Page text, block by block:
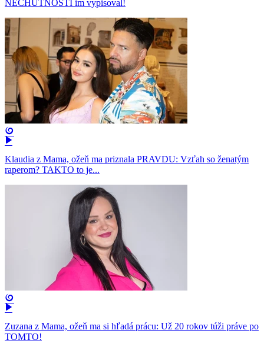
NECHUTNOSTI im vypisoval!
Klaudia z Mama, ožeň ma priznala PRAVDU: Vzťah so ženatým
raperom? TAKTO to je...
Zuzana z Mama, ožeň ma si hľadá prácu: Už 20 rokov túži práve po
TOMTO!